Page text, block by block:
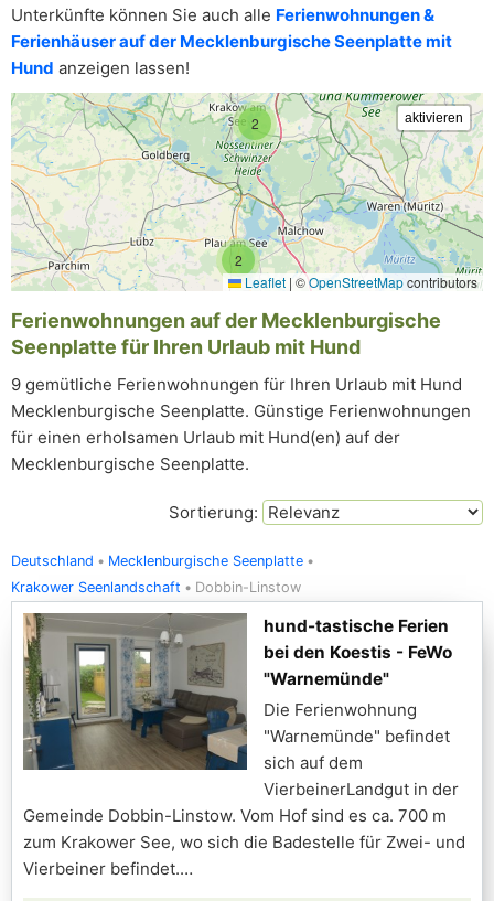
Unterkünfte können Sie auch alle Ferienwohnungen &
Ferienhäuser auf der Mecklenburgische Seenplatte mit
Hund anzeigen lassen!
2
2
Leaflet | ©OpenStreetMapcontributors
Ferienwohnungen auf der Mecklenburgische
Seenplatte für Ihren Urlaub mit Hund
9 gemütliche Ferienwohnungen für Ihren Urlaub mit Hund
Mecklenburgische Seenplatte. Günstige Ferienwohnungen
für einen erholsamen Urlaub mit Hund(en) auf der
Mecklenburgische Seenplatte.
Sortierung:
Deutschland
Mecklenburgische Seenplatte
Krakower Seenlandschaft
Dobbin-Linstow
hund-tastische Ferien
bei den Koestis - FeWo
"Warnemünde"
Die Ferienwohnung
"Warnemünde" befindet
sich auf dem
VierbeinerLandgut in der
Gemeinde Dobbin-Linstow. Vom Hof sind es ca. 700 m
zum Krakower See, wo sich die Badestelle für Zwei- und
Vierbeiner befindet.